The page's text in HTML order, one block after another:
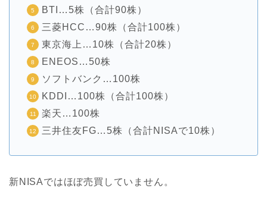
BTI…5株（合計90株）
三菱HCC…90株（合計100株）
東京海上…10株（合計20株）
ENEOS…50株
ソフトバンク…100株
KDDI…100株（合計100株）
楽天…100株
三井住友FG…5株（合計NISAで10株）
新NISAではほぼ売買していません。